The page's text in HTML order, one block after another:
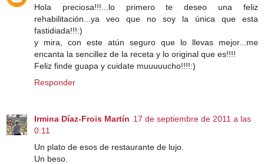
Hola preciosa!!!...lo primero te deseo una feliz
rehabilitación...ya veo que no soy la única que esta
fastidiada!!!:)
y mira, con este atún seguro que lo llevas mejor...me
encanta la sencillez de la receta y lo original que es!!!!
Feliz finde guapa y cuidate muuuuucho!!!!:)
Responder
Irmina Díaz-Frois Martín 17 de septiembre de 2011 a las
0:11
Un plato de esos de restaurante de lujo.
Un beso.